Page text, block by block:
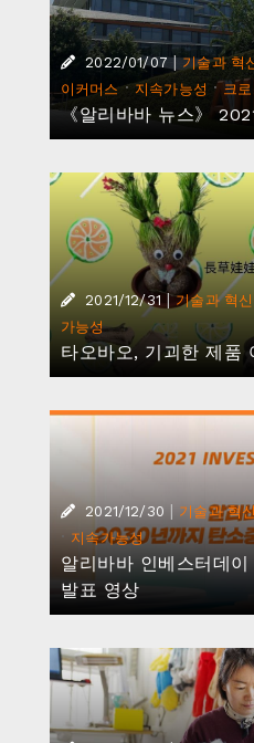
2022/01/07 | 기술과 혁
이커머스·지속가능성 ·크
《알리바바 뉴스》
2021/12/31 | 기술과 혁신
가능성
타오바오, 기괴한 제품
2021/12/30 | 기술과 혁
· 지속가능성
알리바바 인베스터데
발표 영상